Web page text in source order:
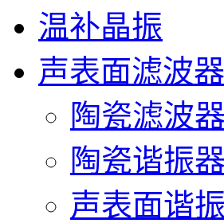
温补晶振
声表面滤波器
陶瓷滤波器
陶瓷谐振器
声表面谐